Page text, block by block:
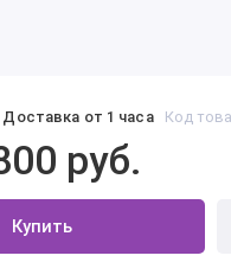
Доставка от 1 часа Код
руб.
Купить